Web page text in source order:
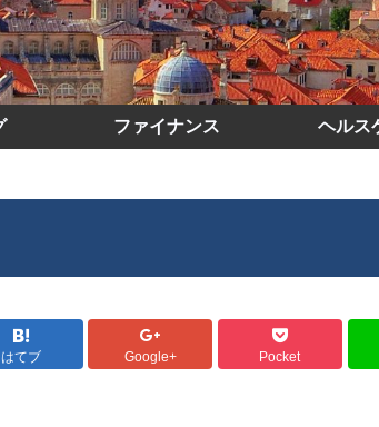
ファイナンス ヘルス
はてブ Google+ Pocket